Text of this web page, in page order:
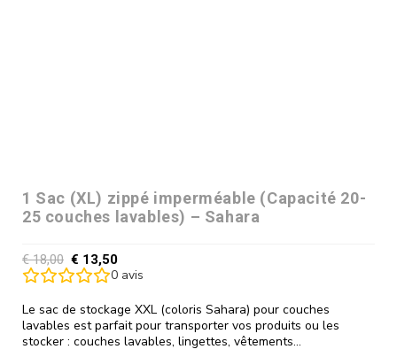
1 Sac (XL) zippé imperméable (Capacité 20-
25 couches lavables) – Sahara
€18,00 € 13,50
0 avis
Le sac de stockage XXL (coloris Sahara) pour couches
lavables est parfait pour transporter vos produits ou les
stocker : couches lavables, lingettes, vêtements…